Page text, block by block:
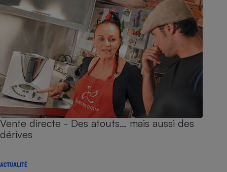
Vente directe - Des atouts… mais aussi des
dérives
ACTUALITÉ